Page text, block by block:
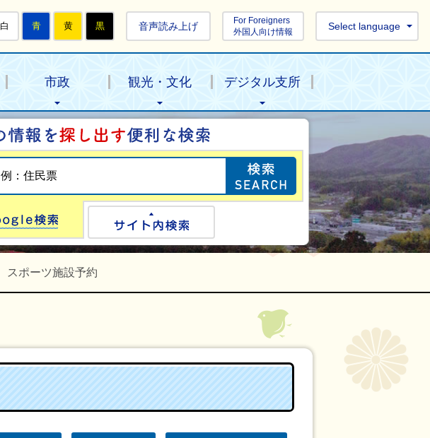
白 青 黄 黒 音声読み上げ
For Foreigners
外国人向け情報
Select language
市政 観光・文化 デジタル支所
目的の情報を探
Google検索
スポーツ施設予約